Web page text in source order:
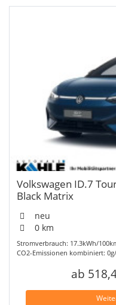
Volkswagen ID.7
Black Matrix
neu
0 km
Stromverbrauch: 17.3kWh/
CO2-Emissionen kombiniert:
ab